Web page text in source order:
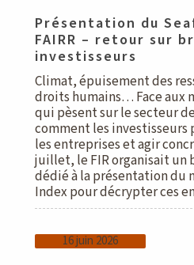
Présentation du
FAIRR – retour sur
investisseurs
Climat, épuisement des
droits humains… Face aux
qui pèsent sur le secteur
comment les
les entreprises et agir
juillet, le FIR organisait un
dédié à la présentation du
Index pour décrypter ces
16 juin 2026